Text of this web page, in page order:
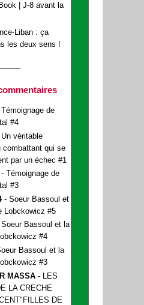
| J-8 avant la
Liban : ça
les deux sens !
de
#4
véritable
combattant qui se
par un échec #1
- Témoignage de
#3
- Soeur Bassoul et
Lobckowicz #5
Bassoul et la
#4
Bassoul et la
#3
MASSA - LES
LA CRECHE
DE